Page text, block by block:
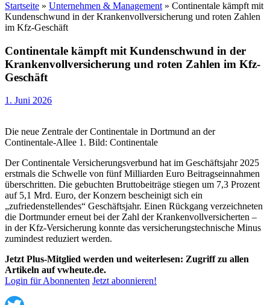
Startseite » Unternehmen & Management » Continentale kämpft mit
Kundenschwund in der Krankenvollversicherung und roten Zahlen
im Kfz-Geschäft
Continentale kämpft mit Kundenschwund in der
Krankenvollversicherung und roten Zahlen im Kfz-
Geschäft
1. Juni 2026
Die neue Zentrale der Continentale in Dortmund an der
Continentale-Allee 1. Bild: Continentale
Der Continentale Versicherungsverbund hat im Geschäftsjahr 2025
erstmals die Schwelle von fünf Milliarden Euro Beitragseinnahmen
überschritten. Die gebuchten Bruttobeiträge stiegen um 7,3 Prozent
auf 5,1 Mrd. Euro, der Konzern bescheinigt sich ein
„zufriedenstellendes“ Geschäftsjahr. Einen Rückgang verzeichneten
die Dortmunder erneut bei der Zahl der Krankenvollversicherten –
in der Kfz-Versicherung konnte das versicherungstechnische Minus
zumindest reduziert werden.
Jetzt Plus-Mitglied werden und weiterlesen: Zugriff zu allen
Artikeln auf vwheute.de.
Login für Abonnenten Jetzt abonnieren!